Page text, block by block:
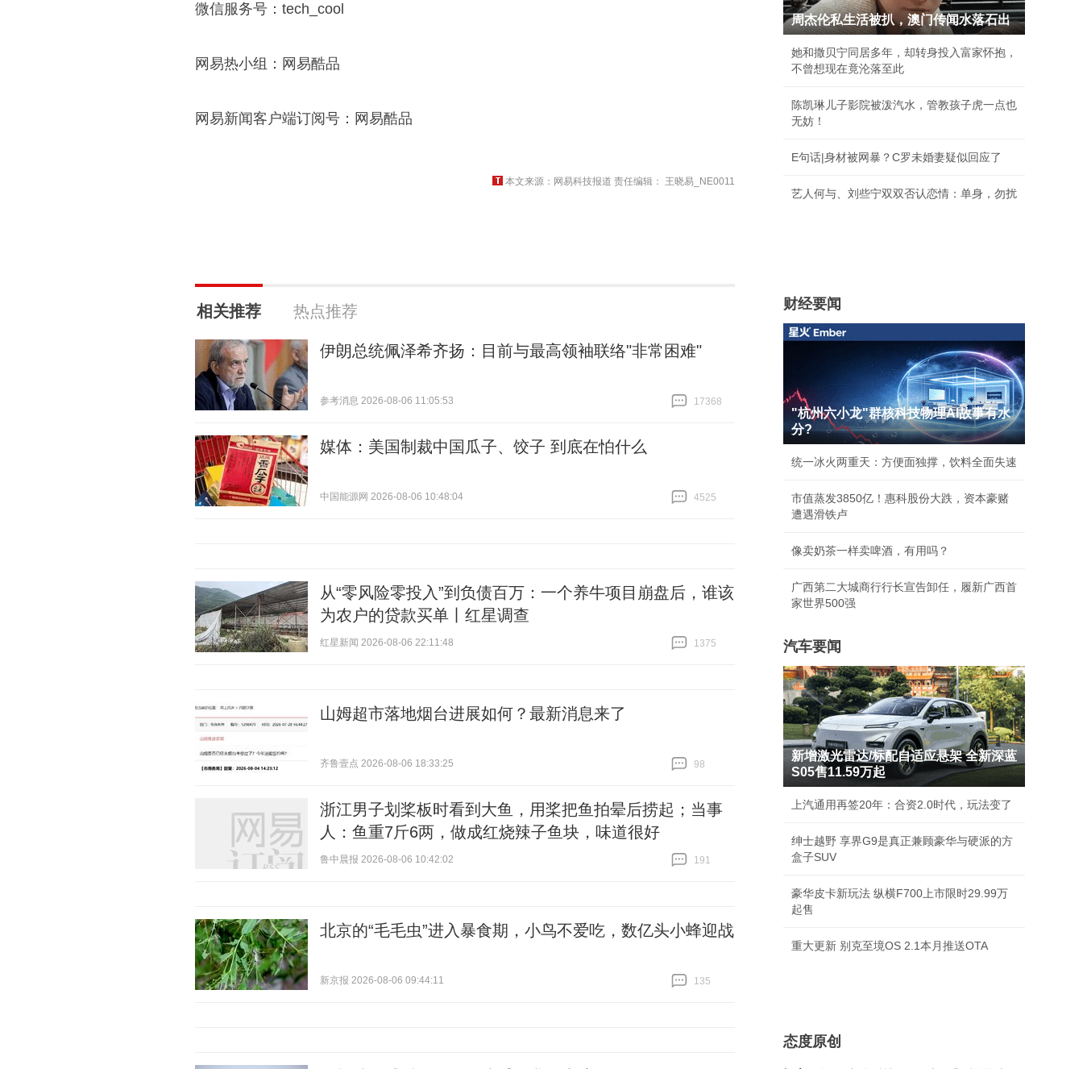
微信服务号：tech_cool
网易热小组：网易酷品
网易新闻客户端订阅号：网易酷品
本文来源：网易科技报道 责任编辑： 王晓易_NE0011
相关推荐 热点推荐
伊朗总统佩泽希齐扬：目前与最高领袖联络"非常困难"
参考消息 2026-08-06 11:05:53
17368
媒体：美国制裁中国瓜子、饺子 到底在怕什么
中国能源网 2026-08-06 10:48:04
4525
从“零风险零投入”到负债百万：一个养牛项目崩盘后，谁该
为农户的贷款买单丨红星调查
红星新闻 2026-08-06 22:11:48
1375
山姆超市落地烟台进展如何？最新消息来了
齐鲁壹点 2026-08-06 18:33:25
98
浙江男子划桨板时看到大鱼，用桨把鱼拍晕后捞起；当事
人：鱼重7斤6两，做成红烧辣子鱼块，味道很好
鲁中晨报 2026-08-06 10:42:02
191
北京的“毛毛虫”进入暴食期，小鸟不爱吃，数亿头小蜂迎战
新京报 2026-08-06 09:44:11
135
周杰伦私生活被扒，澳门传闻水落石出
她和撒贝宁同居多年，却转身投入富家怀抱，
不曾想现在竟沦落至此
陈凯琳儿子影院被泼汽水，管教孩子虎一点也
无妨！
E句话|身材被网暴？C罗未婚妻疑似回应了
艺人何与、刘些宁双双否认恋情：单身，勿扰
财经要闻
"杭州六小龙"群核科技物理AI故事有水
分?
统一冰火两重天：方便面独撑，饮料全面失速
市值蒸发3850亿！惠科股份大跌，资本豪赌
遭遇滑铁卢
像卖奶茶一样卖啤酒，有用吗？
广西第二大城商行行长宣告卸任，履新广西首
家世界500强
汽车要闻
新增激光雷达/标配自适应悬架 全新深蓝
S05售11.59万起
上汽通用再签20年：合资2.0时代，玩法变了
绅士越野 享界G9是真正兼顾豪华与硬派的方
盒子SUV
豪华皮卡新玩法 纵横F700上市限时29.99万
起售
重大更新 别克至境OS 2.1本月推送OTA
态度原创